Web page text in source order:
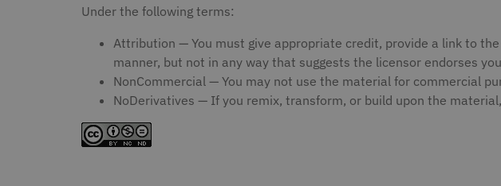
Under the following terms:
Attribution — You must give appropriate credit, provide a link to
manner, but not in any way that suggests the licensor endorses
NonCommercial — You may not use the material for commercial
NoDerivatives — If you remix, transform, or build upon the